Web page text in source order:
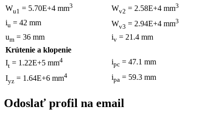
Wu1 = 5.70E+4 mm3 Wv2 = 2.58E+4 mm3
iu = 42 mm Wv3 = 2.94E+4 mm3
um = 36 mm iv = 21.4 mm
Krútenie a klopenie
It = 1.22E+5 mm4 ipc = 47.1 mm
Iyz = 1.64E+6 mm4 ipa = 59.3 mm
Odoslať profil na email